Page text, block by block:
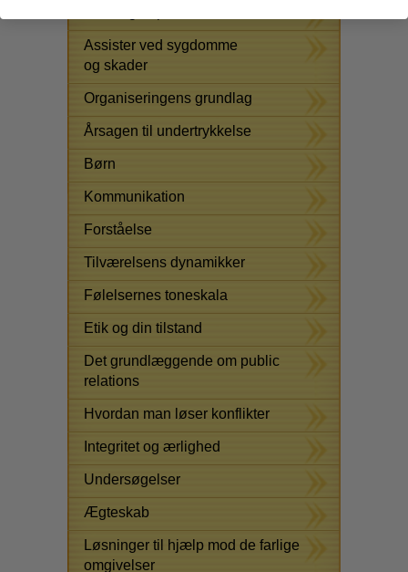
Assister ved sygdomme
og skader
Organiseringens grundlag
Årsagen til undertrykkelse
Børn
Kommunikation
Forståelse
Tilværelsens dynamikker
Følelsernes toneskala
Etik og din tilstand
Det grundlæggende om public
relations
Hvordan man løser konflikter
Integritet og ærlighed
Undersøgelser
Ægteskab
Løsninger til hjælp mod de farlige
omgivelser